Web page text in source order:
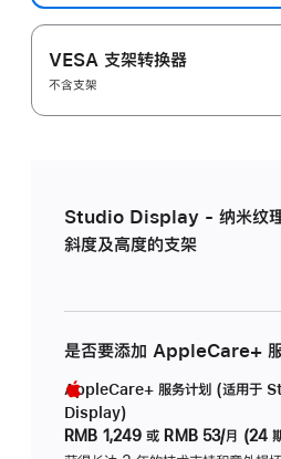
VESA 支架转换器
不含支架
Studio Display - 纳米纹
斜度及高度的支架
是否要添加 AppleCare+ 服
AppleCare+ 服务计划 (适用于
Display)
RMB 1,249 或 RMB 53/月 (24